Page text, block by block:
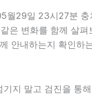
29일 23시27분
은 변화를 함께 살
안내하는지 확인
지 말고 검진을 통